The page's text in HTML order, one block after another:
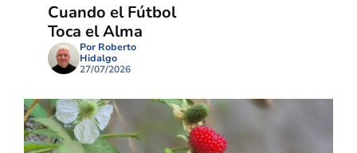
Cuando el Fútbol
Toca el Alma
Por Roberto
Hidalgo
27/07/2026